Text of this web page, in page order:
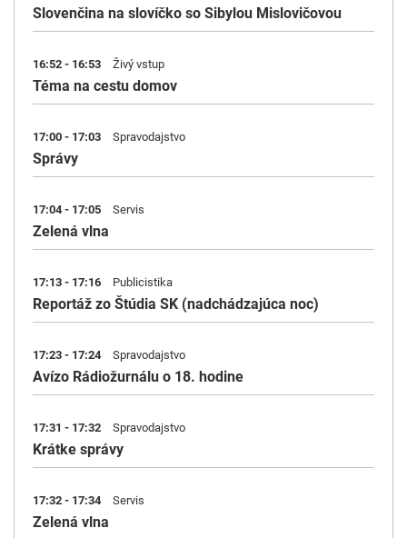
Slovenčina na slovíčko so Sibylou Mislovičovou
16:52 - 16:53 Živý vstup
Téma na cestu domov
17:00 - 17:03 Spravodajstvo
Správy
17:04 - 17:05 Servis
Zelená vlna
17:13 - 17:16 Publicistika
Reportáž zo Štúdia SK (nadchádzajúca noc)
17:23 - 17:24 Spravodajstvo
Avízo Rádiožurnálu o 18. hodine
17:31 - 17:32 Spravodajstvo
Krátke správy
17:32 - 17:34 Servis
Zelená vlna